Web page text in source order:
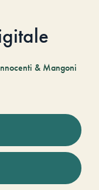
& Mangoni